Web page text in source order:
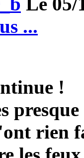
...
!
rien